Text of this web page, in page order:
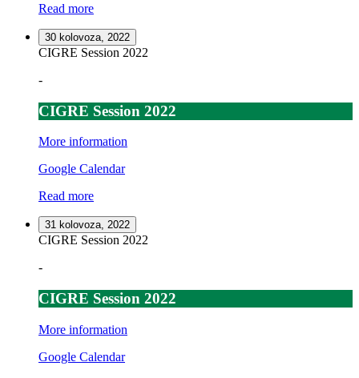
Read more
30 kolovoza, 2022
CIGRE Session 2022
-
CIGRE Session 2022
More information
Google Calendar
Read more
31 kolovoza, 2022
CIGRE Session 2022
-
CIGRE Session 2022
More information
Google Calendar